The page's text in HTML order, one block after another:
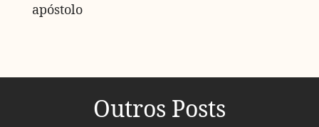
apóstolo
Outros Posts